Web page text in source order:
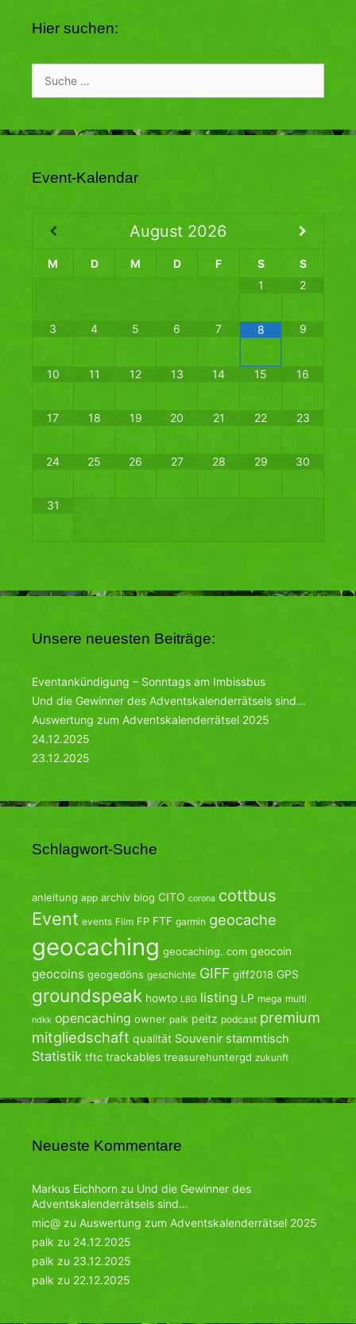
Hier suchen:
nach:
Event-Kalendar
August 2026
M D M D F S
S
1
2
3 4 5 6 7 8 9
10 11 12 13 14 15 16
17 18 19 20 21 22 23
24 25 26 27 28 29 30
31
Unsere neuesten Beiträge:
Eventankündigung – Sonntags am Imbissbus
Und die Gewinner des Adventskalenderrätsels sind…
Auswertung zum Adventskalenderrätsel 2025
24.12.2025
23.12.2025
Schlagwort-Suche
anleitung app archiv blog CITO corona cottbus
Event events Film FP FTF garmin geocache
geocaching geocaching. com geocoin
geocoins geogedöns geschichte GIFF giff2018 GPS
groundspeak howto LBG listing LP mega multi
ndkk opencaching owner palk peitz podcast premium
mitgliedschaft qualität Souvenir stammtisch
Statistik tftc trackables treasurehuntergd zukunft
Neueste Kommentare
Markus Eichhorn zu Und die Gewinner des
Adventskalenderrätsels sind…
mic@ zu Auswertung zum Adventskalenderrätsel 2025
palk zu 24.12.2025
palk zu 23.12.2025
palk zu 22.12.2025